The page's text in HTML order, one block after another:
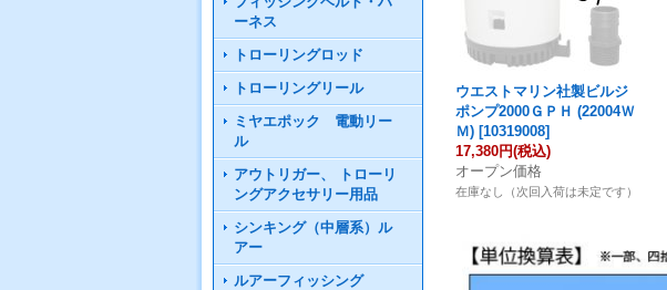
ーネス
トローリングロッド
トローリングリール
ミヤエポック 電動リー
ル
アウトリガー、 トローリ
ングアクセサリー用品
シンキング（中層系）ル
アー
ルアーフィッシング
ウエストマリン社製ビルジ
ポンプ2000ＧＰＨ (22004Ｗ
Ｍ) [10319008]
17,380円(税込)
オープン価格
在庫なし（次回入荷は未定です）